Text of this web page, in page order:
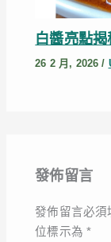
白醬亮點
26 2 月, 2026/
發佈留言
發佈留言必須
位標示為*